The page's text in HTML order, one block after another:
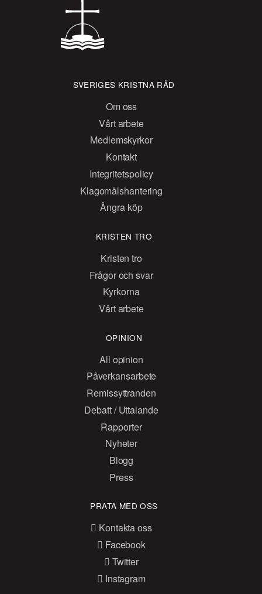
SVERIGES KRISTNA RÅD
Om oss
Vårt arbete
Medlemskyrkor
Kontakt
Integritetspolicy
Klagomålshantering
Ångra köp
KRISTEN TRO
Kristen tro
Frågor och svar
Kyrkorna
Vårt arbete
OPINION
All opinion
Påverkansarbete
Remissyttranden
Debatt / Uttalande
Rapporter
Nyheter
Blogg
Press
PRATA MED OSS
Kontakta oss
Facebook
Twitter
Instagram